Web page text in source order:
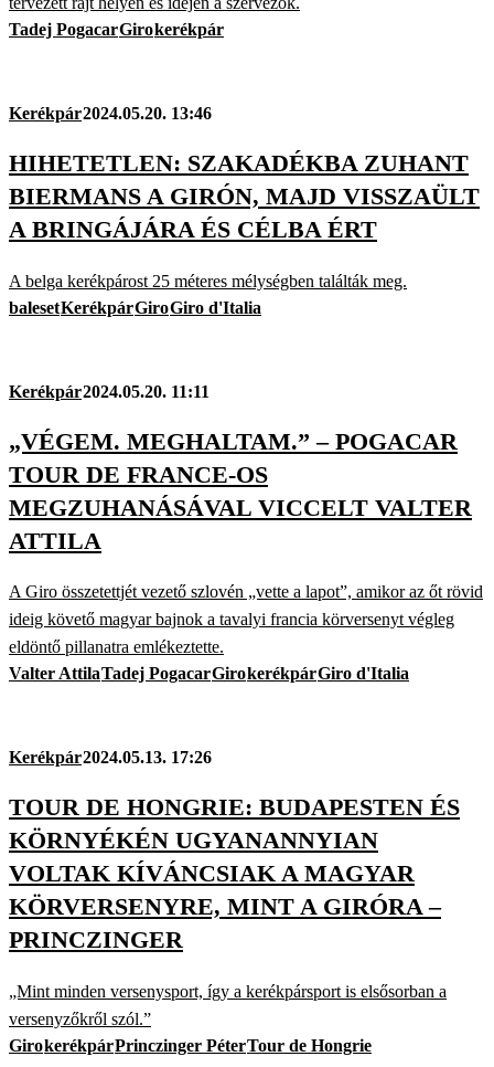
Tadej PogacarGirokerékpár
Kerékpár2024.05.20. 13:46
HIHETETLEN: SZAKADÉKBA ZUHANT
BIERMANS A GIRÓN, MAJD VISSZAÜLT
A BRINGÁJÁRA ÉS CÉLBA ÉRT
A belga kerékpárost 25 méteres mélységben találták meg.
balesetKerékpárGiroGiro d'Italia
Kerékpár2024.05.20. 11:11
„VÉGEM. MEGHALTAM.” – POGACAR
TOUR DE FRANCE-OS
MEGZUHANÁSÁVAL VICCELT VALTER
ATTILA
A Giro összetettjét vezető szlovén „vette a lapot”, amikor az őt rövid
ideig követő magyar bajnok a tavalyi francia körversenyt végleg
eldöntő pillanatra emlékeztette.
Valter AttilaTadej PogacarGirokerékpárGiro d'Italia
Kerékpár2024.05.13. 17:26
TOUR DE HONGRIE: BUDAPESTEN ÉS
KÖRNYÉKÉN UGYANANNYIAN
VOLTAK KÍVÁNCSIAK A MAGYAR
KÖRVERSENYRE, MINT A GIRÓRA –
PRINCZINGER
„Mint minden versenysport, így a kerékpársport is elsősorban a
versenyzőkről szól.”
GirokerékpárPrinczinger PéterTour de Hongrie